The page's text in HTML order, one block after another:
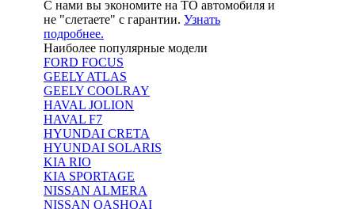
С нами вы экономите на ТО автомобиля и
не "слетаете" с гарантии. Узнать
подробнее.
Наиболее популярные модели
FORD FOCUS
GEELY ATLAS
GEELY COOLRAY
HAVAL JOLION
HAVAL F7
HYUNDAI CRETA
HYUNDAI SOLARIS
KIA RIO
KIA SPORTAGE
NISSAN ALMERA
NISSAN QASHQAI